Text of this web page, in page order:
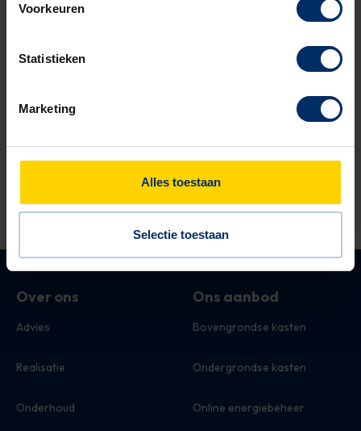
Voorkeuren
Statistieken
Marketing
Alles toestaan
Selectie toestaan
Scherpste prijs van de markt
Bekijk dit product
Over ons
Advies
Realisatie
Onderhoud
Ons aanbod
Bovengrondse kasten
Ondergrondse kasten
Online energiebeheer